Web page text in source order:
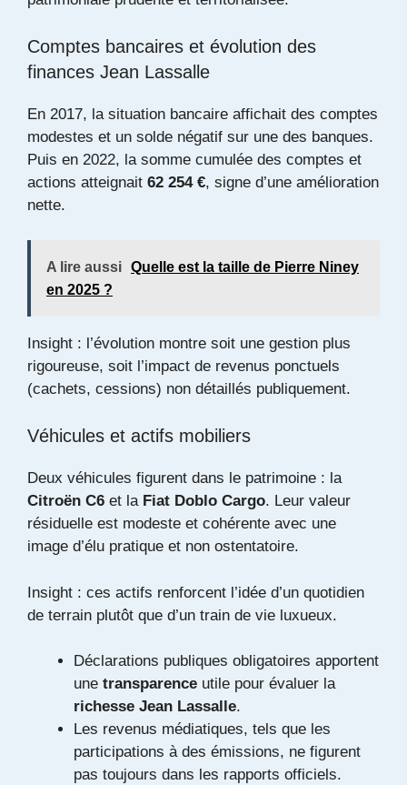
Comptes bancaires et évolution des
finances Jean Lassalle
En 2017, la situation bancaire affichait des comptes
modestes et un solde négatif sur une des banques.
Puis en 2022, la somme cumulée des comptes et
actions atteignait 62 254 €, signe d’une amélioration
nette.
A lire aussi Quelle est la taille de Pierre Niney
en 2025 ?
Insight : l’évolution montre soit une gestion plus
rigoureuse, soit l’impact de revenus ponctuels
(cachets, cessions) non détaillés publiquement.
Véhicules et actifs mobiliers
Deux véhicules figurent dans le patrimoine : la
Citroën C6 et la Fiat Doblo Cargo. Leur valeur
résiduelle est modeste et cohérente avec une
image d’élu pratique et non ostentatoire.
Insight : ces actifs renforcent l’idée d’un quotidien
de terrain plutôt que d’un train de vie luxueux.
Déclarations publiques obligatoires apportent
une transparence utile pour évaluer la
richesse Jean Lassalle.
Les revenus médiatiques, tels que les
participations à des émissions, ne figurent
pas toujours dans les rapports officiels.